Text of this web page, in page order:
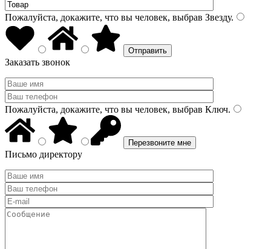
Пожалуйста, докажите, что вы человек, выбрав Звезду.
Заказать звонок
Пожалуйста, докажите, что вы человек, выбрав Ключ.
Письмо директору